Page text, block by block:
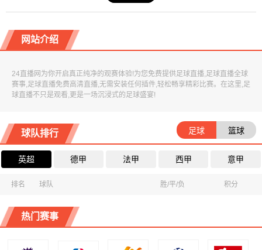
网站介绍
24直播网为你开启真正纯净的观赛体验!为您免费提供足球直播,足球直播全球
赛事,足球直播免费高清直播,无需安装任何插件,轻松畅享精彩比赛。在这里,足
球直播不只是观看,更是一场沉浸式的足球盛宴!
球队排行 足球 篮球
英超 德甲 法甲 西甲 意甲
排名 球队 胜/平/负 积分
热门赛事